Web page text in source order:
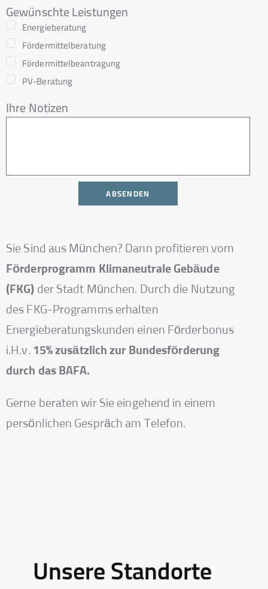
Gewünschte Leistungen
Energieberatung
Fördermittelberatung
Fördermittelbeantragung
PV-Beratung
Ihre Notizen
ABSENDEN
Sie Sind aus München? Dann profitieren vom
Förderprogramm Klimaneutrale Gebäude
(FKG) der Stadt München. Durch die Nutzung
des FKG-Programms erhalten
Energieberatungskunden einen Förderbonus
i.H.v. 15% zusätzlich zur Bundesförderung
durch das BAFA.
Gerne beraten wir Sie eingehend in einem
persönlichen Gespräch am Telefon.
Unsere Standorte